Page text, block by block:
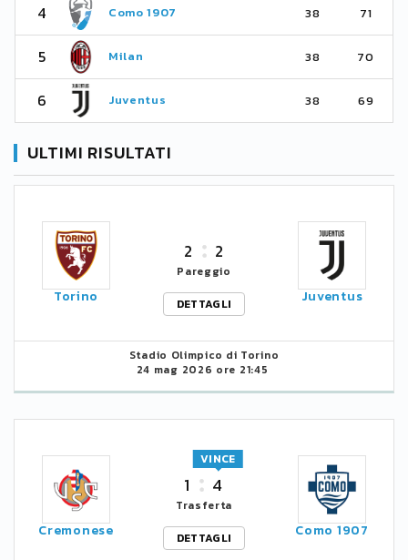
4 Como 1907 38 71
5 Milan 38 70
6 Juventus 38 69
ULTIMI RISULTATI
Torino
2 2
Pareggio
DETTAGLI
Juventus
Stadio Olimpico di Torino
24 mag 2026 ore 21:45
Cremonese
1 4
VINCE
Trasferta
DETTAGLI
Como 1907